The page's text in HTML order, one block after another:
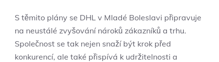
S těmito plány se DHL v Mladé Boleslavi připravuje
na neustálé zvyšování nároků zákazníků a trhu.
Společnost se tak nejen snaží být krok před
konkurencí, ale také přispívá k udržitelnosti a